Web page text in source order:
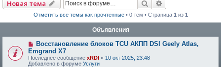
Новая тема Поиск
Отметить все темы как прочтённые• 0 тем • Страница 1 из 1
Объявления
Восстановление блоков TCU АКПП DSI Geely Atlas,
Emgrand X7
Последнее сообщение xRDI « 10 окт 2025, 23:48
Добавлено в форуме Услуги